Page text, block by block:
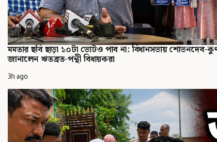
মমতার ছবি ছাড়া ১০টা ভোটও পাব না: বিধানসভায় শোভনদেব-
জানালেন ঋতব্রত-পন্থী বিধায়করা
3h ago